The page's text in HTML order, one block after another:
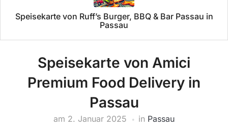
Speisekarte von Ruff’s Burger, BBQ & Bar Passau in
Passau
Speisekarte von Amici
Premium Food Delivery in
Passau
am 2. Januar 2025 in Passau